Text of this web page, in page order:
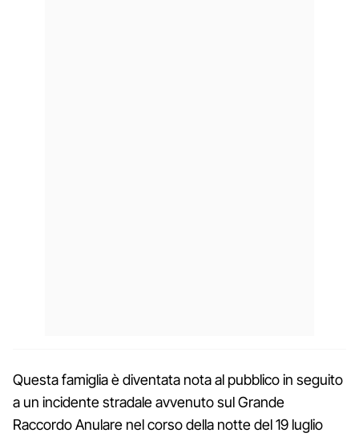
Questa famiglia è diventata nota al pubblico in seguito
a un incidente stradale avvenuto sul Grande
Raccordo Anulare nel corso della notte del 19 luglio